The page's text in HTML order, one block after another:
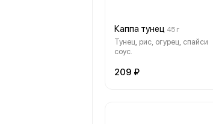
Каппа тунец 45 г
Тунец, рис, огурец, спайси
соус.
209 ₽